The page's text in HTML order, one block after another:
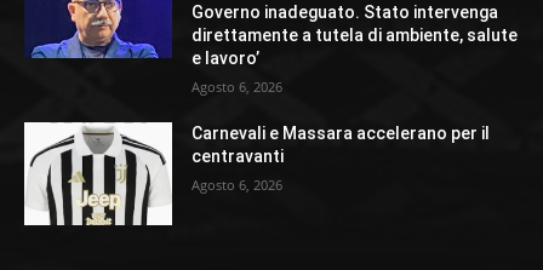
Governo inadeguato. Stato intervenga
direttamente a tutela di ambiente, salute
e lavoro’
Agosto 6, 2026
Carnevali e Massara accelerano per il
centravanti
Agosto 6, 2026